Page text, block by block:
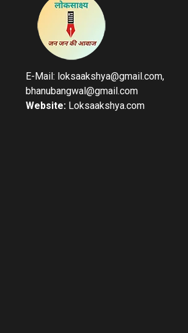
E-Mail: loksaakshya@gmail.com,
bhanubangwal@gmail.com
Website: Loksaakshya.com